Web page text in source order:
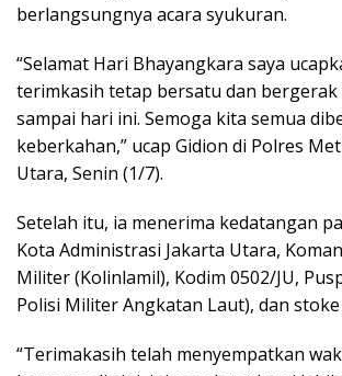
berlangsungnya acara syukuran.
“Selamat Hari Bhayangkara saya
terimkasih tetap bersatu dan bergerak
sampai hari ini. Semoga kita semua
keberkahan,” ucap Gidion di Polres
Utara, Senin (1/7).
Setelah itu, ia menerima kedatangan
Kota Administrasi Jakarta Utara,
Militer (Kolinlamil), Kodim 0502/JU,
Polisi Militer Angkatan Laut), dan
“Terimakasih telah menyempatkan